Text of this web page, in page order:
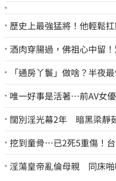
歷史上最強猛將！他輕鬆
酒肉穿腸過，佛祖心中留
「通房丫鬟」做啥？半夜
唯一好事是活著…前AV女
闊別淫光幕2年 暗黑梁靜
挖到童骨…已2死5重傷！
畫面曝光」
淫蕩皇帝亂倫母親 同床啪